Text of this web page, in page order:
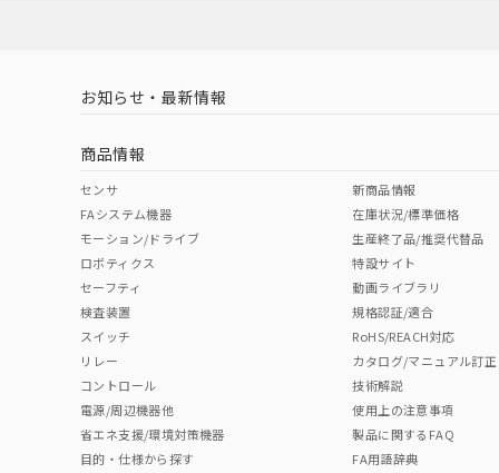
中国 RoHS 注意事項・凡例
中国 RoHS表
Pb Hg Cr(VI)
"対応済み"や非含有の記載がされた商品であっても、流通
非含有品が必要な際は、弊社営業部門もしくは販売店へお
お知らせ・最新情報
商品情報
センサ
FAシステム機器
モーション/ドライブ
ロボティクス
セーフティ
検査装置
スイッチ
リレー
コントロール
電源/周辺機器他
省エネ支援/環境対策機器
目的・仕様から探す
新商品情報
在庫状況/標準価格
生産終了品/推奨代替品
特設サイト
動画ライブラリ
規格認証/適合
RoHS/REACH対応
カタログ/マニュアル訂正
技術解説
使用上の注意事項
製品に関するFAQ
FA用語辞典